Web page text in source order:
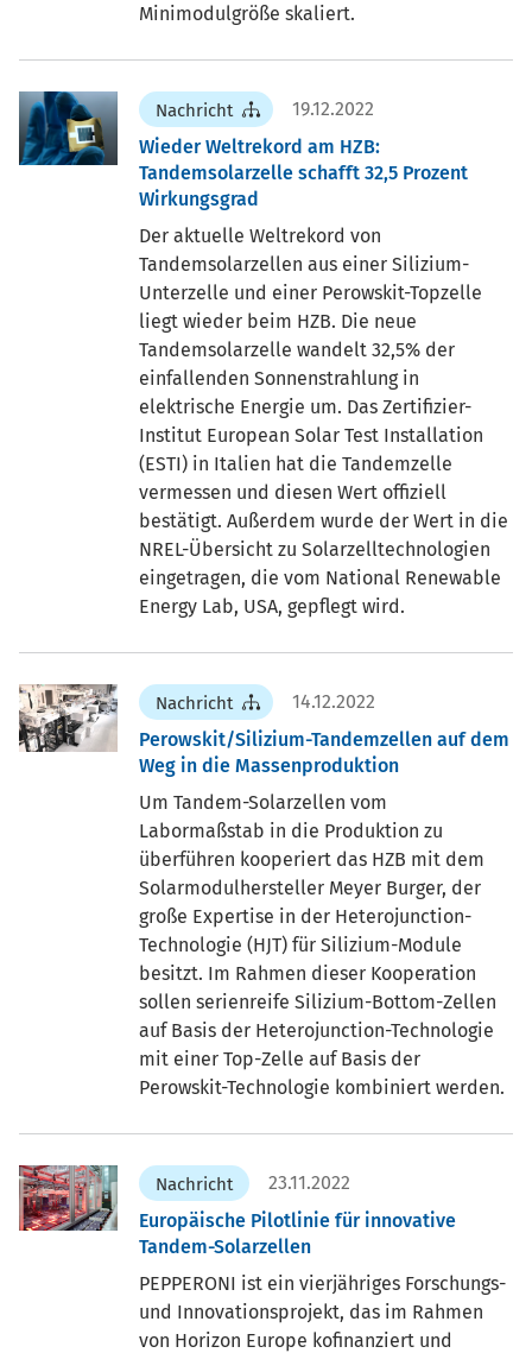
Minimodulgröße skaliert.
Nachricht
19.12.2022
Wieder Weltrekord am HZB:
Tandemsolarzelle schafft 32,5 Prozent
Wirkungsgrad
Der aktuelle Weltrekord von
Tandemsolarzellen aus einer Silizium-
Unterzelle und einer Perowskit-Topzelle
liegt wieder beim HZB. Die neue
Tandemsolarzelle wandelt 32,5% der
einfallenden Sonnenstrahlung in
elektrische Energie um. Das Zertifizier-
Institut European Solar Test Installation
(ESTI) in Italien hat die Tandemzelle
vermessen und diesen Wert offiziell
bestätigt. Außerdem wurde der Wert in die
NREL-Übersicht zu Solarzelltechnologien
eingetragen, die vom National Renewable
Energy Lab, USA, gepflegt wird.
Nachricht
14.12.2022
Perowskit/Silizium-Tandemzellen auf dem
Weg in die Massenproduktion
Um Tandem-Solarzellen vom
Labormaßstab in die Produktion zu
überführen kooperiert das HZB mit dem
Solarmodulhersteller Meyer Burger, der
große Expertise in der Heterojunction-
Technologie (HJT) für Silizium-Module
besitzt. Im Rahmen dieser Kooperation
sollen serienreife Silizium-Bottom-Zellen
auf Basis der Heterojunction-Technologie
mit einer Top-Zelle auf Basis der
Perowskit-Technologie kombiniert werden.
Nachricht
23.11.2022
Europäische Pilotlinie für innovative
Tandem-Solarzellen
PEPPERONI ist ein vierjähriges Forschungs-
und Innovationsprojekt, das im Rahmen
von Horizon Europe kofinanziert und